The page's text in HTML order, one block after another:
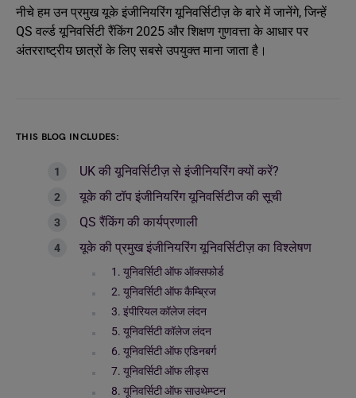
नीचे हम उन प्रमुख यूके इंजीनियरिंग यूनिवर्सिटीज़ के बारे में जानेंगे, जिन्हें
QS वर्ल्ड यूनिवर्सिटी रैंकिंग 2025 और शिक्षण गुणवत्ता के आधार पर
अंतरराष्ट्रीय छात्रों के लिए सबसे उपयुक्त माना जाता है।
THIS BLOG INCLUDES:
UK की यूनिवर्सिटीज़ से इंजीनियरिंग क्यों करें?
यूके की टॉप इंजीनियरिंग यूनिवर्सिटीज की सूची
QS रैंकिंग की कार्यप्रणाली
यूके की प्रमुख इंजीनियरिंग यूनिवर्सिटीज़ का विश्लेषण
1. यूनिवर्सिटी ऑफ ऑक्सफोर्ड
2. यूनिवर्सिटी ऑफ कैम्ब्रिज
3. इंपीरियल कॉलेज लंदन
5. यूनिवर्सिटी कॉलेज लंदन
6. यूनिवर्सिटी ऑफ एडिनबर्ग
7. यूनिवर्सिटी ऑफ लीड्स
8. यूनिवर्सिटी ऑफ साउथेम्प्टन